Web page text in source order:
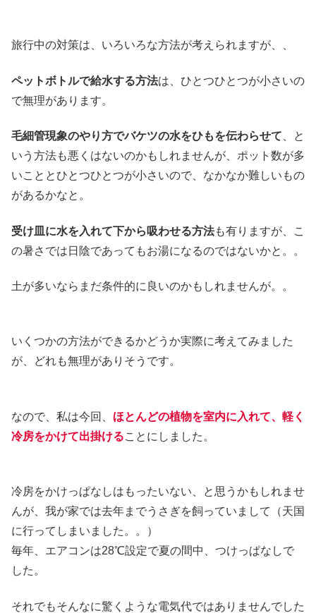
旅行中の対策は、いろいろな方法が考えられますが、、
ペットボトルで給水する方法は、ひとつひとつが小さいの
で無理があります。
毛細管現象のやり方でバケツの水をひもを伝わらせて 、と
いう方法も悪くはないのかもしれませんが、ポット数が多
いこととひとつひとつが小さいので、なかなか難しいもの
があるかなと。
受け皿に水を入れて下から吸わせる方法も有りますが、こ
の暑さでは日陰であってもお湯になるのではないかと。。
土が多いならまだ条件的に良いのかもしれませんが。。
いくつかの方法ができるかどうか実際に考えてみました
が、どれも無理がありそうです。
なので、私は今回、 ほとんどの植物を室内に入れて、軽く
冷房をかけて出掛けることにしました。
冷房をかけっぱなしはもったいない、と思うかもしれませ
んが、我が家では去年までうさぎを飼っていまして（天国
に行ってしまいました。。）
毎年、エアコンは28℃設定で夏の間中、つけっぱなしで
した。
それでもそんなに驚くような電気代ではありませんでした